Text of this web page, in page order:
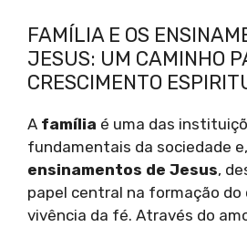
FAMÍLIA E OS
JESUS: UM CAMINHO
CRESCIMENTO
A família é uma das
fundamentais da sociedade
ensinamentos de Jesus,
papel central na formação do
vivência da fé. Através do